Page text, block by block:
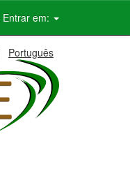
Entrar em:
Português